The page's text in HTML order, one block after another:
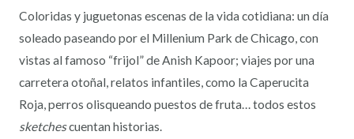
Coloridas y juguetonas escenas de la vida cotidiana: un día
soleado paseando por el Millenium Park de Chicago, con
vistas al famoso “frijol” de Anish Kapoor; viajes por una
carretera otoñal, relatos infantiles, como la Caperucita
Roja, perros olisqueando puestos de fruta… todos estos
sketchescuentan historias.